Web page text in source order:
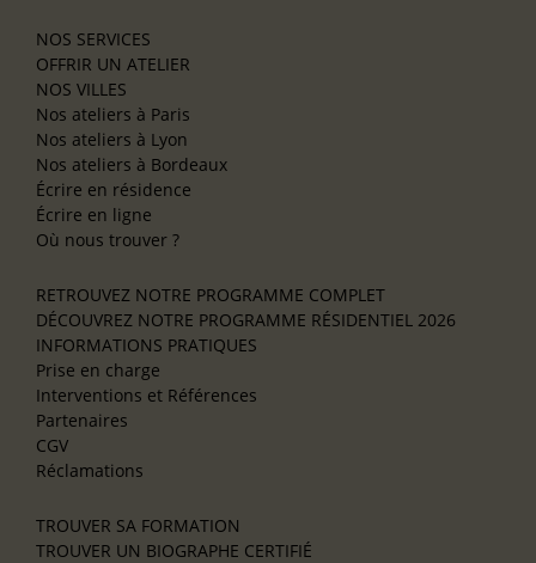
NOS SERVICES
OFFRIR UN ATELIER
NOS VILLES
Nos ateliers à Paris
Nos ateliers à Lyon
Nos ateliers à Bordeaux
Écrire en résidence
Écrire en ligne
Où nous trouver ?
RETROUVEZ NOTRE PROGRAMME COMPLET
DÉCOUVREZ NOTRE PROGRAMME RÉSIDENTIEL 2026
INFORMATIONS PRATIQUES
Prise en charge
Interventions et Références
Partenaires
CGV
Réclamations
TROUVER SA FORMATION
TROUVER UN BIOGRAPHE CERTIFIÉ